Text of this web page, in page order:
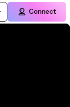
Connect